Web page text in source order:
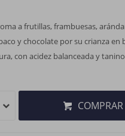
a frutillas, frambuesas,
y chocolate por su crianza en
con acidez balanceada y
COMPRAR